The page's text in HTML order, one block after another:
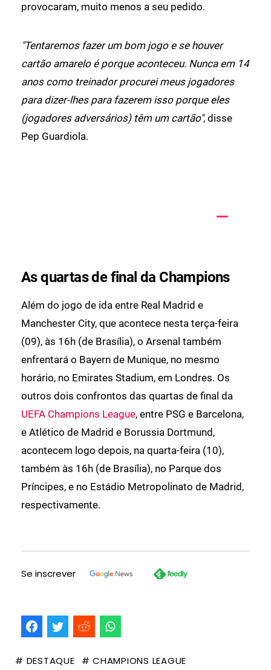
provocaram, muito menos a seu pedido.
"Tentaremos fazer um bom jogo e se houver
cartão amarelo é porque aconteceu. Nunca em 14
anos como treinador procurei meus jogadores
para dizer-lhes para fazerem isso porque eles
(jogadores adversários) têm um cartão", disse
Pep Guardiola.
As quartas de final da Champions
Além do jogo de ida entre Real Madrid e
Manchester City, que acontece nesta terça-feira
(09), às 16h (de Brasília), o Arsenal também
enfrentará o Bayern de Munique, no mesmo
horário, no Emirates Stadium, em Londres. Os
outros dois confrontos das quartas de final da
UEFA Champions League, entre PSG e Barcelona,
e Atlético de Madrid e Borussia Dortmund,
acontecem logo depois, na quarta-feira (10),
também às 16h (de Brasília), no Parque dos
Príncipes, e no Estádio Metropolinato de Madrid,
respectivamente.
Se inscrever
# DESTAQUE # CHAMPIONS LEAGUE